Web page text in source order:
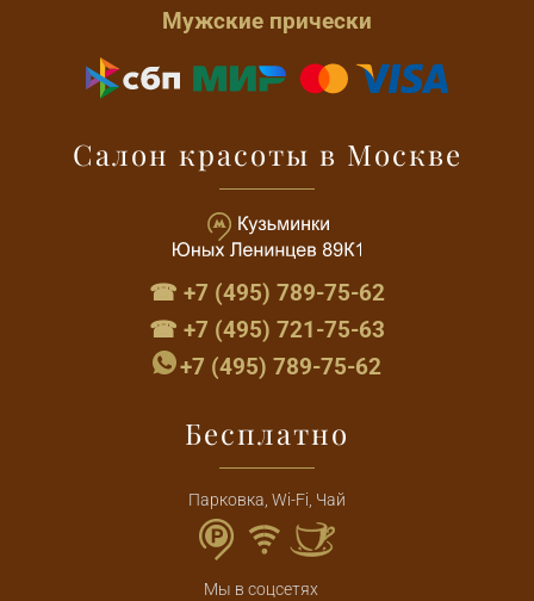
Мужские прически
Салон красоты в Москве
☎ +7 (495) 789-75-62
☎ +7 (495) 721-75-63
+7 (495) 789-75-62
Бесплатно
Парковка, Wi-Fi, Чай
Мы в соцсетях